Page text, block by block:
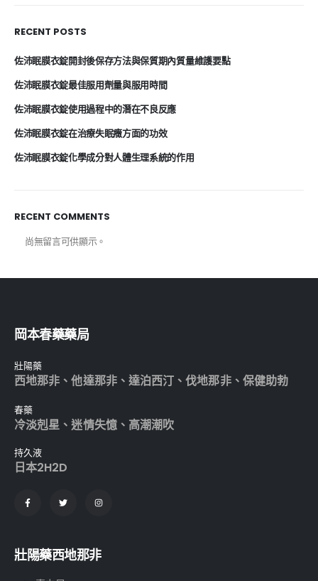
RECENT POSTS
佐沛眠膜衣錠開封後保存方法與保質期內質量維護要點
佐沛眠膜衣錠最佳服用劑量與服用時間
佐沛眠膜衣錠使用過程中的潛在不良反應
佐沛眠膜衣錠在治療失眠癥方面的功效
佐沛眠膜衣錠化學成分對人體生理系統的作用
RECENT COMMENTS
尚無留言可供顯示。
岡本春藥藥局
壯陽藥
西地那非 、他達那非、 達泊西汀 、伐地那非、 保健助勃
春藥
冷淡剋星 、迷情失憶、 高潮潮吹
持久液
日本2H2D
壯陽藥西地那非